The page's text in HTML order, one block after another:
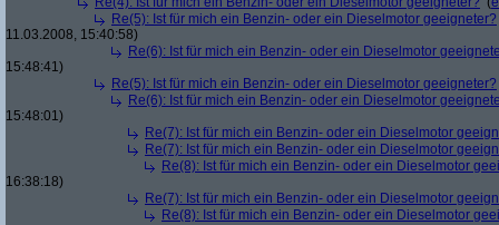
Re(5): Ist für mich ein Benzin- oder ein Dieselmotor geeigneter?
11.03.2008, 15:40:58)
Re(6): Ist für mich ein Benzin- oder ein Dieselmotor
15:48:41)
Re(5): Ist für mich ein Benzin- oder ein Dieselmotor geeigneter?
Re(6): Ist für mich ein Benzin- oder ein Dieselmotor
15:48:01)
Re(7): Ist für mich ein Benzin- oder ein Dieselmotor
Re(7): Ist für mich ein Benzin- oder ein Dieselmotor
Re(8): Ist für mich ein Benzin- oder ein Dieselmotor
16:38:18)
Re(7): Ist für mich ein Benzin- oder ein Dieselmotor
Re(8): Ist für mich ein Benzin- oder ein Dieselmotor